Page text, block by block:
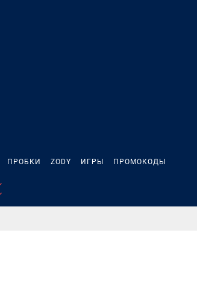
ПРОБКИ ZODY ИГРЫ ПРОМОКОДЫ